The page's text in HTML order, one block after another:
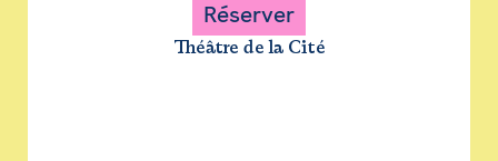
Réserver
Théâtre de la Cité